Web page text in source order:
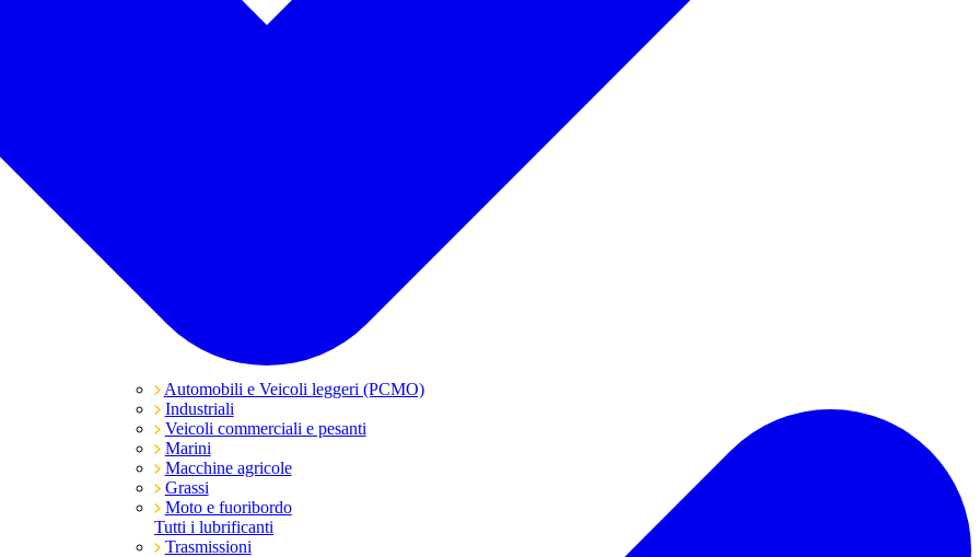
Automobili e Veicoli leggeri (PCMO)
Industriali
Veicoli commerciali e pesanti
Marini
Macchine agricole
Grassi
Moto e fuoribordo
Tutti i lubrificanti
Trasmissioni